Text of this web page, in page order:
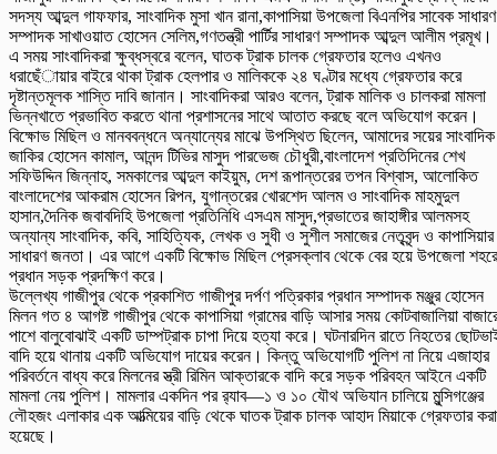
সদস্য আব্দুল গাফফার, সাংবাদিক মুসা খান রানা,কাপাসিয়া উপজেলা বিএনপির সাবেক সাধারণ
সম্পাদক সাখাওয়াত হোসেন সেলিম,গণতন্ত্রী পার্টির সাধারণ সম্পাদক আব্দুল আলীম প্রমূখ।
এ সময় সাংবাদিকরা ক্ষুব্ধস্বরে বলেন, ঘাতক ট্রাক চালক গ্রেফতার হলেও এখনও
ধরাছেঁায়ার বাইরে থাকা ট্রাক হেলপার ও মালিককে ২৪ ঘণ্টার মধ্যে গ্রেফতার করে
দৃষ্টান্তমূলক শাস্তি দাবি জানান। সাংবাদিকরা আরও বলেন, ট্রাক মালিক ও চালকরা মামলা
ভিন্নখাতে প্রভাবিত করতে থানা প্রশাসনের সাথে আতাত করছে বলে অভিযোগ করেন।
বিক্ষোভ মিছিল ও মানববন্ধনে অন্যান্যের মাঝে উপস্থিত ছিলেন, আমাদের সয়ের সাংবাদিক
জাকির হোসেন কামাল, আনন্দ টিভির মাসুদ পারভেজ চৌধুরী,বাংলাদেশ প্রতিদিনের শেখ
সফিউদ্দিন জিন্নাহ, সমকালের আব্দুল কাইয়ুম, দেশ রূপান্তরের তপন বিশ্বাস, আলোকিত
বাংলাদেশের আকরাম হোসেন রিপন, যুগান্তরের খোরশেদ আলম ও সাংবাদিক মাহমুদুল
হাসান,দৈনিক জবাবদিহি উপজেলা প্রতিনিধি এসএম মাসুদ,প্রভাতের জাহাঙ্গীর আলমসহ
অন্যান্য সাংবাদিক, কবি, সাহিত্যিক, লেখক ও সুধী ও সুশীল সমাজের নেতৃবৃন্দ ও কাপাসিয়ার
সাধারণ জনতা। এর আগে একটি বিক্ষোভ মিছিল প্রেসক্লাব থেকে বের হয়ে উপজেলা
প্রধান সড়ক প্রদক্ষিণ করে।
উল্লেখ্য গাজীপুর থেকে প্রকাশিত গাজীপুর দর্পণ পত্রিকার প্রধান সম্পাদক মঞ্জুর হোসেন
মিলন গত ৪ আগষ্ট গাজীপুর থেকে কাপাসিয়া গ্রামের বাড়ি আসার সময় কোটবাজালিয়া
পাশে বালুবোঝাই একটি ডাম্পট্রাক চাপা দিয়ে হত্যা করে। ঘটনারদিন রাতে নিহতের
বাদি হয়ে থানায় একটি অভিযোগ দায়ের করেন। কিন্তু অভিযোগটি পুলিশ না নিয়ে এজাহার
পরিবর্তনে বাধ্য করে মিলনের স্ত্রী রিমিন আক্তারকে বাদি করে সড়ক পরিবহন আইনে একটি
মামলা নেয় পুলিশ। মামলার একদিন পর র‌্যাব—১ ও ১০ যৌথ অভিযান চালিয়ে মুন্সিগঞ্জের
লৌহজং এলাকার এক আত্মিয়ের বাড়ি থেকে ঘাতক ট্রাক চালক আহাদ মিয়াকে গ্রেফতার করা
হয়েছে।